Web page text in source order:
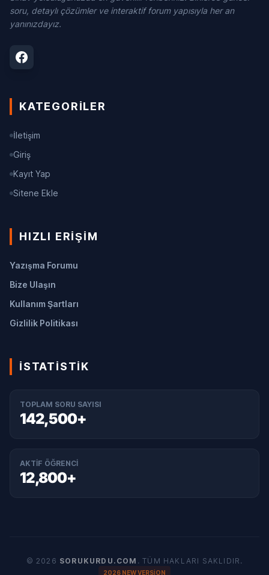
soru, detaylı çözümler ve interaktif forum yapısıyla her an
yanınızdayız.
KATEGORILER
İletişim
Giriş
Kayıt Yap
Sitene Ekle
HIZLI ERIŞIM
Yazışma Forumu
Bize Ulaşın
Kullanım Şartları
Gizlilik Politikası
İSTATISTIK
TOPLAM SORU SAYISI
142,500+
AKTIF ÖĞRENCI
12,800+
© 2026 SORUKURDU.COM . TÜM HAKLARI SAKLIDIR.
2026 NEW VERSION